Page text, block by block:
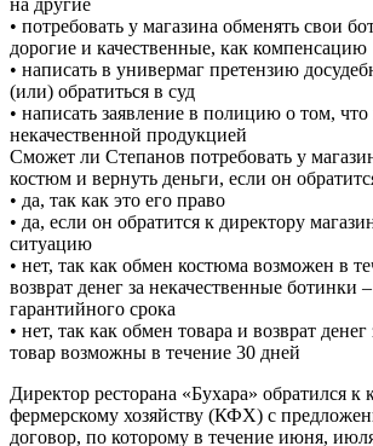
на другие
• потребовать у магазина обменять свои
дорогие и качественные, как компенсацию
• написать в универмаг претензию
(или) обратиться в суд
• написать заявление в полицию о том, что
некачественной продукцией
Сможет ли Степанов потребовать у
костюм и вернуть деньги, если он
• да, так как это его право
• да, если он обратится к директору
ситуацию
• нет, так как обмен костюма возможен в
возврат денег за некачественные ботинки
гарантийного срока
• нет, так как обмен товара и возврат
товар возможны в течение 30 дней
Директор ресторана «Бухара» обратился к
фермерскому хозяйству (КФХ) с
договор, по которому в течение июня,